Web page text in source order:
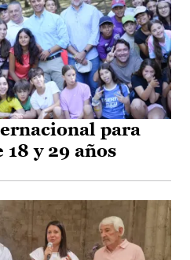
para
y 29 años